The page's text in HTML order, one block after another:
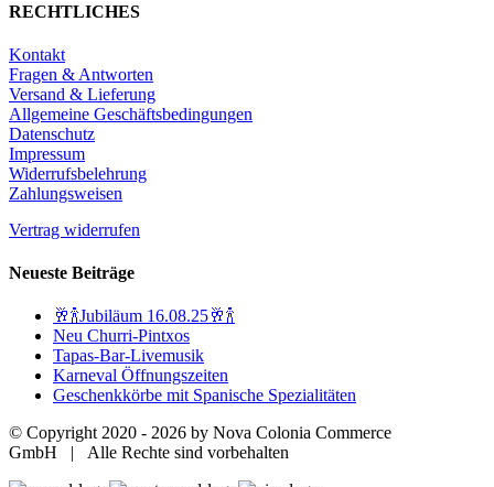
RECHTLICHES
Kontakt
Fragen & Antworten
Versand & Lieferung
Allgemeine Geschäftsbedingungen
Datenschutz
Impressum
Widerrufsbelehrung
Zahlungsweisen
Vertrag widerrufen
Neueste Beiträge
🥂🍾Jubiläum 16.08.25🥂🍾
Neu Churri-Pintxos
Tapas-Bar-Livemusik
Karneval Öffnungszeiten
Geschenkkörbe mit Spanische Spezialitäten
© Copyright 2020 - 2026 by Nova Colonia Commerce
GmbH | Alle Rechte sind vorbehalten